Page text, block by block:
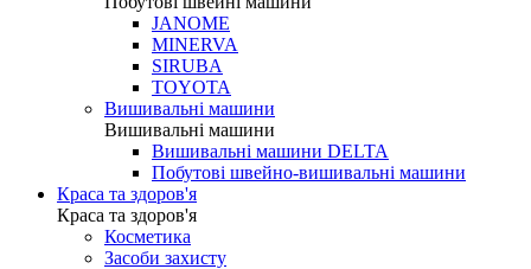
JANOME
MINERVA
SIRUBA
TOYOTA
Вишивальні машини
Вишивальні машини
Вишивальні машини DELTA
Побутові швейно-вишивальні машини
Краса та здоров'я
Краса та здоров'я
Косметика
Засоби захисту